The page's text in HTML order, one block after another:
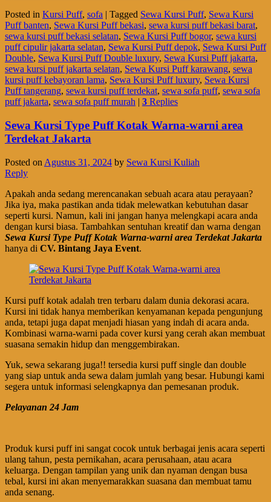
Posted in Kursi Puff, sofa | Tagged Sewa Kursi Puff, Sewa Kursi
Puff banten, Sewa Kursi Puff bekasi, sewa kursi puff bekasi barat,
sewa kursi puff bekasi selatan, Sewa Kursi Puff bogor, sewa kursi
puff cipulir jakarta selatan, Sewa Kursi Puff depok, Sewa Kursi Puff
Double, Sewa Kursi Puff Double luxury, Sewa Kursi Puff jakarta,
sewa kursi puff jakarta selatan, Sewa Kursi Puff karawang, sewa
kursi puff kebayoran lama, Sewa Kursi Puff luxury, Sewa Kursi
Puff tangerang, sewa kursi puff terdekat, sewa sofa puff, sewa sofa
puff jakarta, sewa sofa puff murah | 3 Replies
Sewa Kursi Type Puff Kotak Warna-warni area
Terdekat Jakarta
Posted on Agustus 31, 2024 by Sewa Kursi Kuliah
Reply
Apakah anda sedang merencanakan sebuah acara atau perayaan?
Jika iya, maka pastikan anda tidak melewatkan kebutuhan dasar
seperti kursi. Namun, kali ini jangan hanya melengkapi acara anda
dengan kursi biasa. Tambahkan sentuhan kreatif dan warna dengan
Sewa Kursi Type Puff Kotak Warna-warni area Terdekat Jakarta
hanya di CV. Bintang Jaya Event.
Kursi puff kotak adalah tren terbaru dalam dunia dekorasi acara.
Kursi ini tidak hanya memberikan kenyamanan kepada pengunjung
anda, tetapi juga dapat menjadi hiasan yang indah di acara anda.
Kombinasi warna-warni pada cover kursi yang cerah akan membuat
suasana semakin hidup dan menggembirakan.
Yuk, sewa sekarang juga!! tersedia kursi puff single dan double
yang siap untuk anda sewa dalam jumlah yang besar. Hubungi kami
segera untuk informasi selengkapnya dan pemesanan produk.
Pelayanan 24 Jam
Produk kursi puff ini sangat cocok untuk berbagai jenis acara seperti
ulang tahun, pesta pernikahan, acara perusahaan, atau acara
keluarga. Dengan tampilan yang unik dan nyaman dengan busa
tebal, kursi ini akan menyemarakkan suasana dan membuat tamu
anda senang.